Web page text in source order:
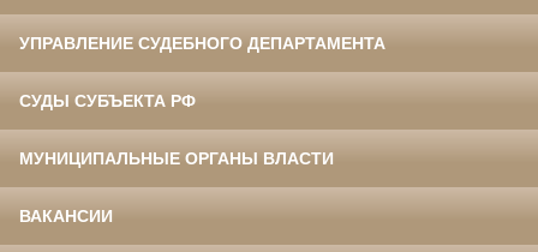
УПРАВЛЕНИЕ СУДЕБНОГО ДЕПАРТАМЕНТА
СУДЫ СУБЪЕКТА РФ
МУНИЦИПАЛЬНЫЕ ОРГАНЫ ВЛАСТИ
ВАКАНСИИ